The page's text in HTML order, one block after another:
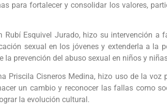
para fortalecer y consolidar los valores,
Rubí Esquivel Jurado, hizo su intervención a
sexual en los jóvenes y extenderla a la
la prevención del abuso sexual en niños y
Priscila Cisneros Medina, hizo uso de la voz
un cambio y reconocer las fallas como
la evolución cultural.